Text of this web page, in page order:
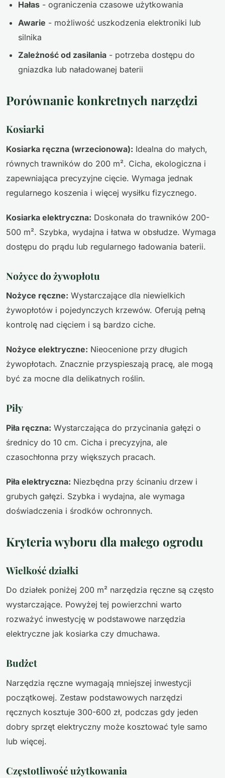
Hałas - ograniczenia czasowe użytkowania
Awarie - możliwość uszkodzenia elektroniki lub
silnika
Zależność od zasilania - potrzeba dostępu do
gniazdka lub naładowanej baterii
Porównanie konkretnych narzędzi
Kosiarki
Kosiarka ręczna (wrzecionowa): Idealna do małych,
równych trawników do 200 m². Cicha, ekologiczna i
zapewniająca precyzyjne cięcie. Wymaga jednak
regularnego koszenia i więcej wysiłku fizycznego.
Kosiarka elektryczna: Doskonała do trawników 200-
500 m². Szybka, wydajna i łatwa w obsłudze. Wymaga
dostępu do prądu lub regularnego ładowania baterii.
Nożyce do żywopłotu
Nożyce ręczne: Wystarczające dla niewielkich
żywopłotów i pojedynczych krzewów. Oferują pełną
kontrolę nad cięciem i są bardzo ciche.
Nożyce elektryczne: Nieocenione przy długich
żywopłotach. Znacznie przyspieszają pracę, ale mogą
być za mocne dla delikatnych roślin.
Piły
Piła ręczna: Wystarczająca do przycinania gałęzi o
średnicy do 10 cm. Cicha i precyzyjna, ale
czasochłonna przy większych pracach.
Piła elektryczna: Niezbędna przy ścinaniu drzew i
grubych gałęzi. Szybka i wydajna, ale wymaga
doświadczenia i środków ochronnych.
Kryteria wyboru dla małego ogrodu
Wielkość działki
Do działek poniżej 200 m² narzędzia ręczne są często
wystarczające. Powyżej tej powierzchni warto
rozważyć inwestycję w podstawowe narzędzia
elektryczne jak kosiarka czy dmuchawa.
Budżet
Narzędzia ręczne wymagają mniejszej inwestycji
początkowej. Zestaw podstawowych narzędzi
ręcznych kosztuje 300-600 zł, podczas gdy jeden
dobry sprzęt elektryczny może kosztować tyle samo
lub więcej.
Częstotliwość użytkowania